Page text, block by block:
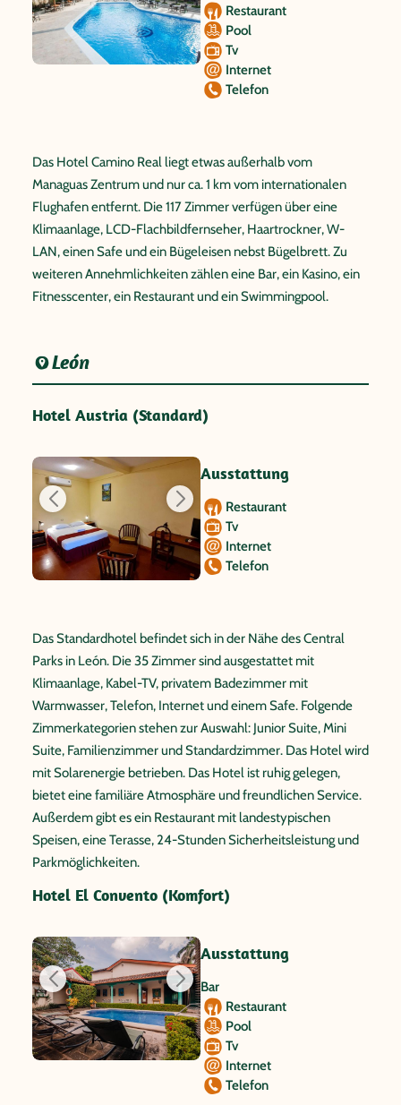
Restaurant
Pool
Tv
Internet
Telefon
Das Hotel Camino Real liegt etwas außerhalb vom
Managuas Zentrum und nur ca. 1 km vom internationalen
Flughafen entfernt. Die 117 Zimmer verfügen über eine
Klimaanlage, LCD-Flachbildfernseher, Haartrockner, W-
LAN, einen Safe und ein Bügeleisen nebst Bügelbrett. Zu
weiteren Annehmlichkeiten zählen eine Bar, ein Kasino, ein
Fitnesscenter, ein Restaurant und ein Swimmingpool.
León
Hotel Austria (Standard)
Ausstattung
Restaurant
Tv
Internet
Telefon
Das Standardhotel befindet sich in der Nähe des Central
Parks in León. Die 35 Zimmer sind ausgestattet mit
Klimaanlage, Kabel-TV, privatem Badezimmer mit
Warmwasser, Telefon, Internet und einem Safe. Folgende
Zimmerkategorien stehen zur Auswahl: Junior Suite, Mini
Suite, Familienzimmer und Standardzimmer. Das Hotel wird
mit Solarenergie betrieben. Das Hotel ist ruhig gelegen,
bietet eine familiäre Atmosphäre und freundlichen Service.
Außerdem gibt es ein Restaurant mit landestypischen
Speisen, eine Terasse, 24-Stunden Sicherheitsleistung und
Parkmöglichkeiten.
Hotel El Convento (Komfort)
Ausstattung
Bar
Restaurant
Pool
Tv
Internet
Telefon